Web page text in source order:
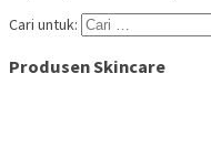
Cari untuk:
Produsen Skincare